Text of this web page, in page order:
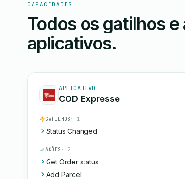
CAPACIDADES
Todos os gatilhos
aplicativos.
APLICATIVO
COD Expresse
GATILHOS · 1
Status Changed
AÇÕES · 2
Get Order status
Add Parcel